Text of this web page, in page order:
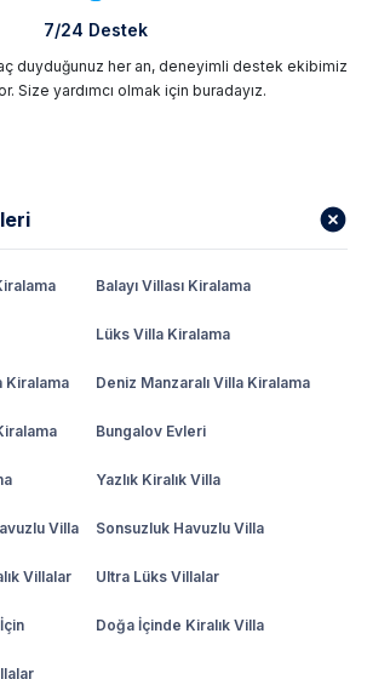
7/24 Destek
duyduğunuz her an, deneyimli destek ekibimiz
Size yardımcı olmak için buradayız.
Balayı Villası Kiralama
Lüks Villa Kiralama
Kiralama Deniz Manzaralı Villa Kiralama
Bungalov Evleri
Yazlık Kiralık Villa
Villa Sonsuzluk Havuzlu Villa
Villalar Ultra Lüks Villalar
Doğa İçinde Kiralık Villa